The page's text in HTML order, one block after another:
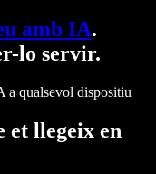
amb IA.
lo servir.
a qualsevol dispositiu
et llegeix en